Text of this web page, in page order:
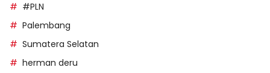
#PLN
Palembang
Sumatera Selatan
herman deru